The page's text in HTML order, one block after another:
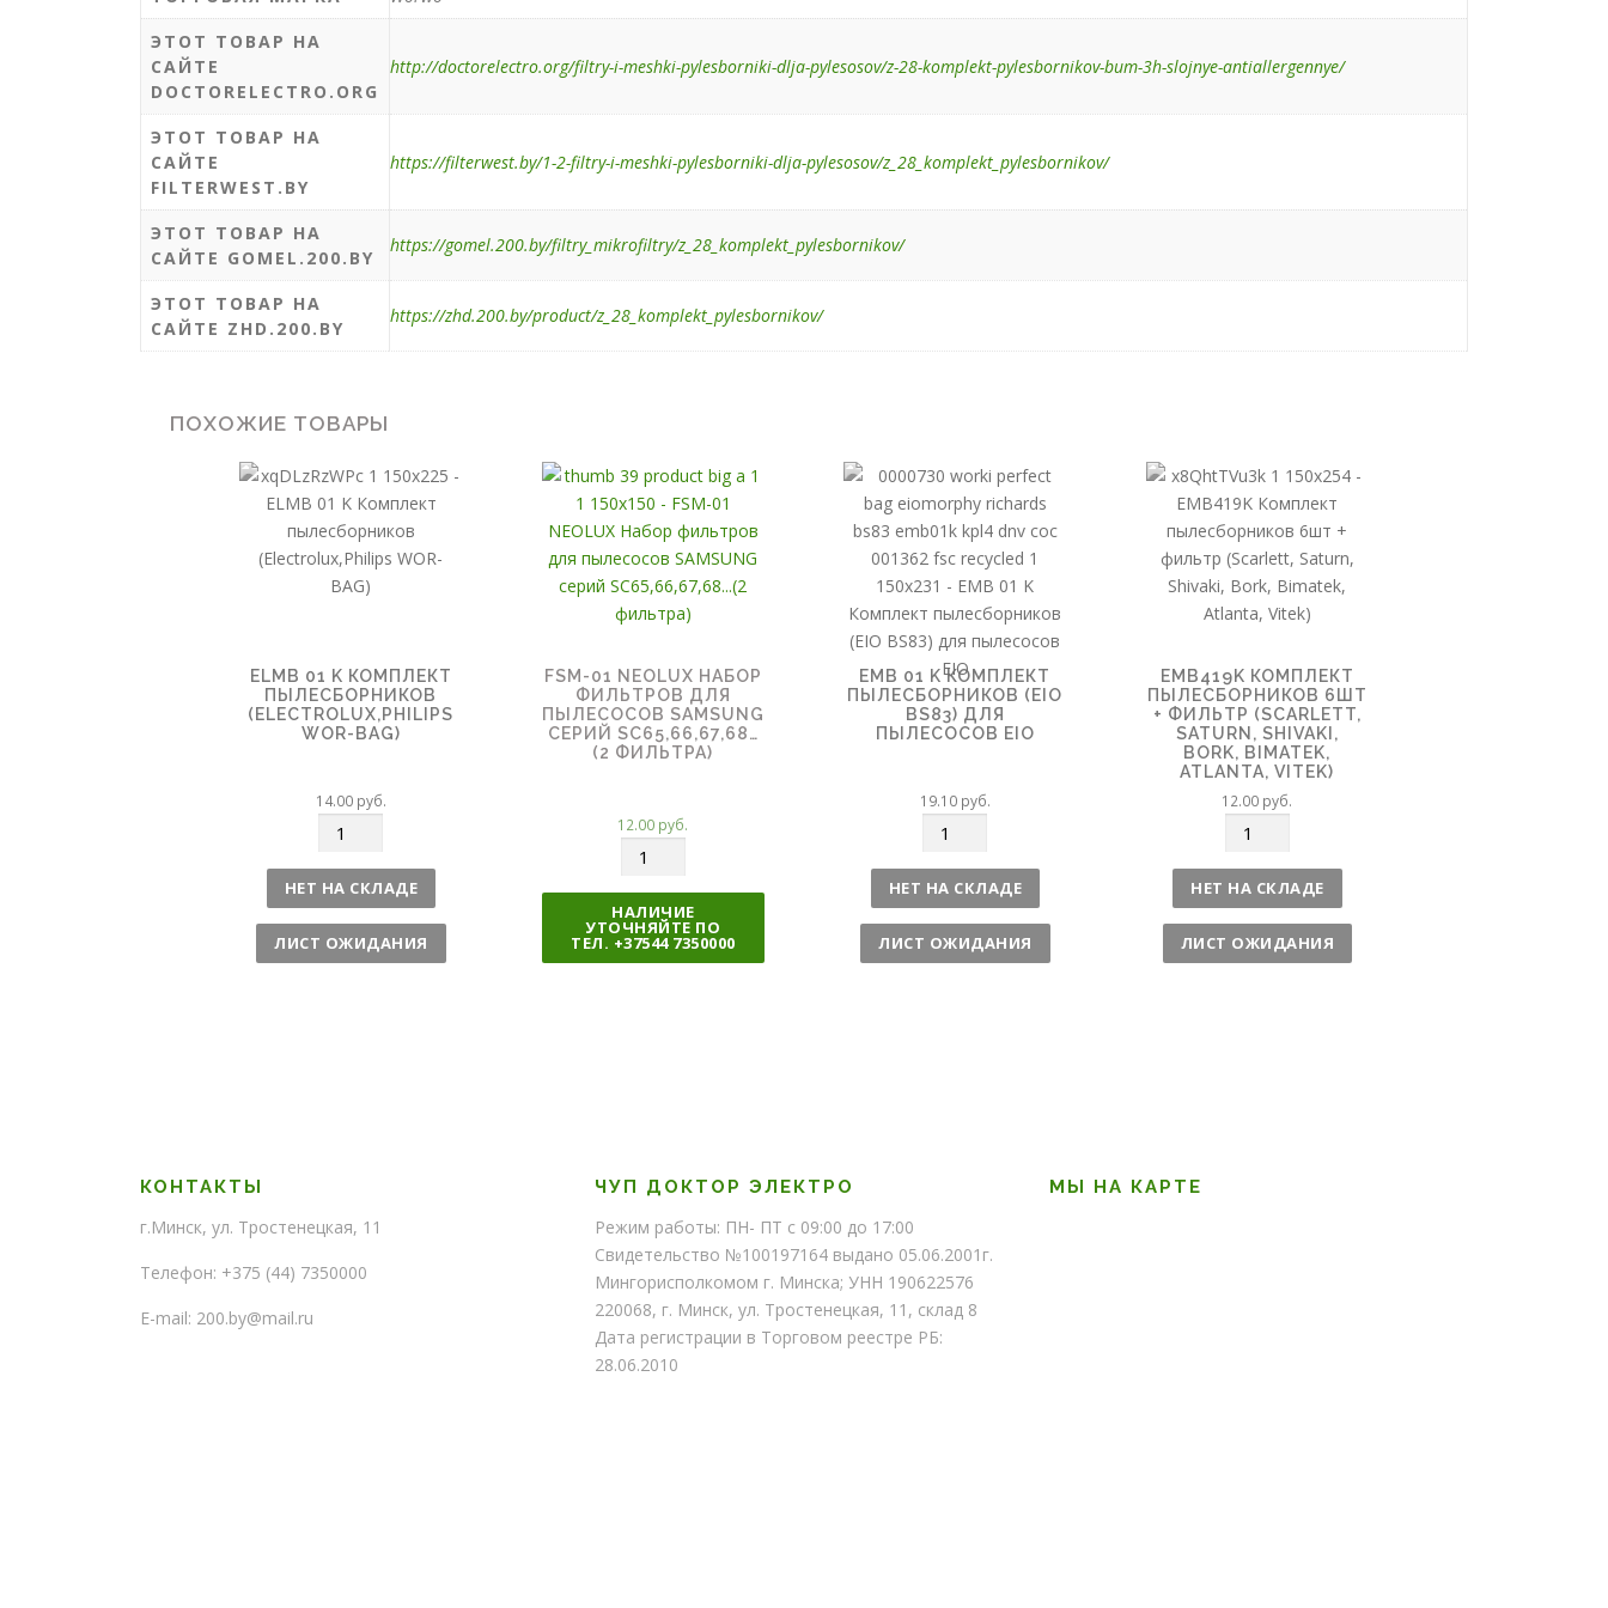
ЭТОТ ТОВАР НА
САЙТЕ
DOCTORELECTRO.ORG
http://doctorelectro.org/filtry-i-meshki-pylesborniki-dlja-pylesosov/z-28-komplekt-pylesbornikov-bum-3h-slojnye-antiallergennye/
ЭТОТ ТОВАР НА
САЙТЕ
FILTERWEST.BY
https://filterwest.by/1-2-filtry-i-meshki-pylesborniki-dlja-pylesosov/z_28_komplekt_pylesbornikov/
ЭТОТ ТОВАР НА
САЙТЕ GOMEL.200.BY
https://gomel.200.by/filtry_mikrofiltry/z_28_komplekt_pylesbornikov/
ЭТОТ ТОВАР НА
САЙТЕ ZHD.200.BY
https://zhd.200.by/product/z_28_komplekt_pylesbornikov/
ПОХОЖИЕ ТОВАРЫ
ELMB 01 K КОМПЛЕКТ
ПЫЛЕСБОРНИКОВ
(ELECTROLUX,PHILIPS
WOR-BAG)
14.00 руб.
л
и
ч
е
НЕТ НА СКЛАДЕ
ЛИСТ ОЖИДАНИЯ
FSM-01 NEOLUX НАБОР
ФИЛЬТРОВ ДЛЯ
ПЫЛЕСОСОВ SAMSUNG
СЕРИЙ SC65,66,67,68…
(2 ФИЛЬТРА)
12.00 руб.
л
и
ч
НАЛИЧИЕ
УТОЧНЯЙТЕ ПО
ТЕЛ. +37544 7350000
EMB 01 K КОМПЛЕКТ
ПЫЛЕСБОРНИКОВ (EIO
BS83) ДЛЯ
ПЫЛЕСОСОВ EIO
19.10 руб.
л
и
ч
е
НЕТ НА СКЛАДЕ
ЛИСТ ОЖИДАНИЯ
EMB419K КОМПЛЕКТ
ПЫЛЕСБОРНИКОВ 6ШТ
+ ФИЛЬТР (SCARLETT,
SATURN, SHIVAKI,
BORK, BIMATEK,
ATLANTA, VITEK)
12.00 руб.
л
и
ч
е
НЕТ НА СКЛАДЕ
ЛИСТ ОЖИДАНИЯ
КОНТАКТЫ
г.Минск, ул. Тростенецкая, 11
Телефон: +375 (44) 7350000
E-mail: 200.by@mail.ru
ЧУП ДОКТОР ЭЛЕКТРО
Режим работы: ПН- ПТ с 09:00 до 17:00
Свидетельство №100197164 выдано 05.06.2001г.
Мингорисполкомом г. Минска; УНН 190622576
220068, г. Минск, ул. Тростенецкая, 11, склад 8
Дата регистрации в Торговом реестре РБ:
28.06.2010
МЫ НА КАРТЕ